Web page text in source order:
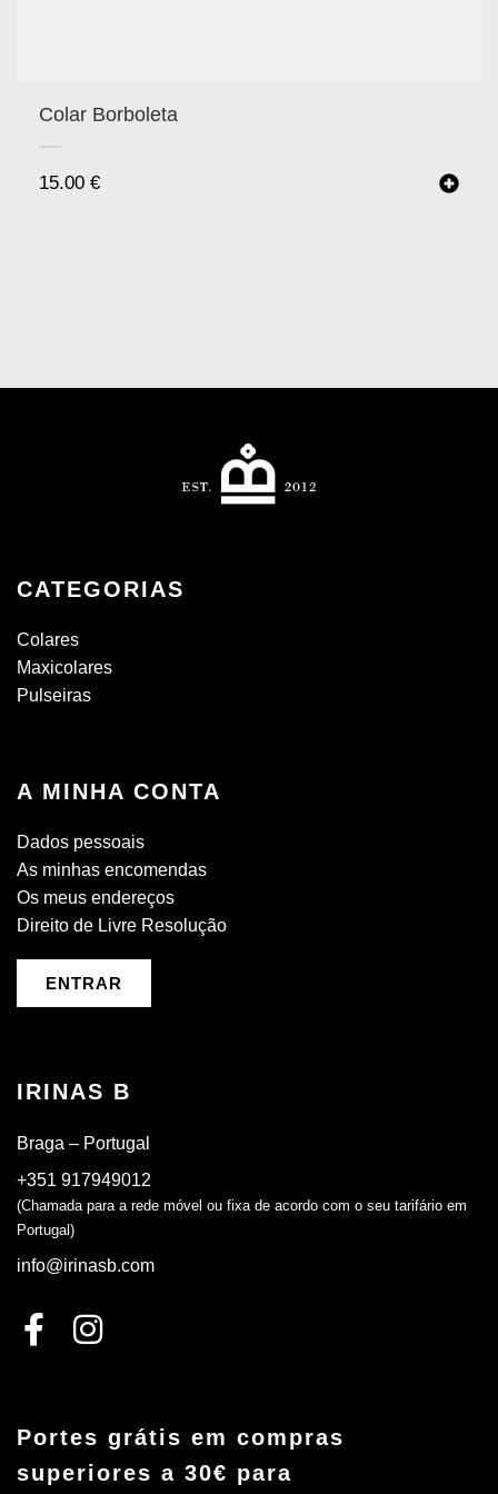
Colar Borboleta
15.00 €
CATEGORIAS
Colares
Maxicolares
Pulseiras
A MINHA CONTA
Dados pessoais
As minhas encomendas
Os meus endereços
Direito de Livre Resolução
ENTRAR
IRINAS B
Braga – Portugal
+351 917949012
(Chamada para a rede móvel ou fixa de acordo com o seu tarifário em
Portugal)
info@irinasb.com
Portes grátis em compras
superiores a 30€ para